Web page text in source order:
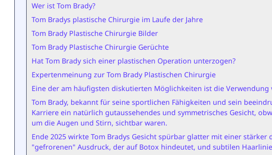
Wer ist Tom Brady?
Tom Bradys plastische Chirurgie im Laufe der Jahre
Tom Brady Plastische Chirurgie Bilder
Tom Brady Plastische Chirurgie Gerüchte
Hat Tom Brady sich einer plastischen Operation unterzogen?
Expertenmeinung zur Tom Brady Plastischen Chirurgie
Eine der am häufigsten diskutierten Möglichkeiten ist die Verwendung
Tom Brady, bekannt für seine sportlichen Fähigkeiten und sein
Karriere ein natürlich gutaussehendes und symmetrisches Gesicht,
um die Augen und Stirn, sichtbar waren.
Ende 2025 wirkte Tom Bradys Gesicht spürbar glatter mit einer
"gefrorenen" Ausdruck, der auf Botox hindeutet, und subtilen